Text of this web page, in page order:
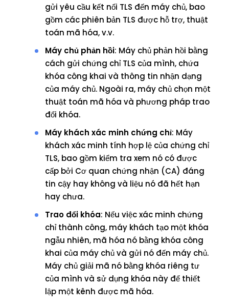
gửi yêu cầu kết nối TLS đến máy chủ, bao
gồm các phiên bản TLS được hỗ trợ, thuật
toán mã hóa, v.v.
Máy chủ phản hồi: Máy chủ phản hồi bằng
cách gửi chứng chỉ TLS của mình, chứa
khóa công khai và thông tin nhận dạng
của máy chủ. Ngoài ra, máy chủ chọn một
thuật toán mã hóa và phương pháp trao
đổi khóa.
Máy khách xác minh chứng chỉ: Máy
khách xác minh tính hợp lệ của chứng chỉ
TLS, bao gồm kiểm tra xem nó có được
cấp bởi Cơ quan chứng nhận (CA) đáng
tin cậy hay không và liệu nó đã hết hạn
hay chưa.
Trao đổi khóa: Nếu việc xác minh chứng
chỉ thành công, máy khách tạo một khóa
ngẫu nhiên, mã hóa nó bằng khóa công
khai của máy chủ và gửi nó đến máy chủ.
Máy chủ giải mã nó bằng khóa riêng tư
của mình và sử dụng khóa này để thiết
lập một kênh được mã hóa.